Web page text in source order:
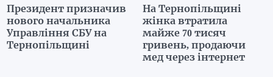
Президент призначив
нового начальника
Управління СБУ на
Тернопільщині
На Тернопільщині
жінка втратила
майже 70 тисяч
гривень, продаючи
мед через інтернет